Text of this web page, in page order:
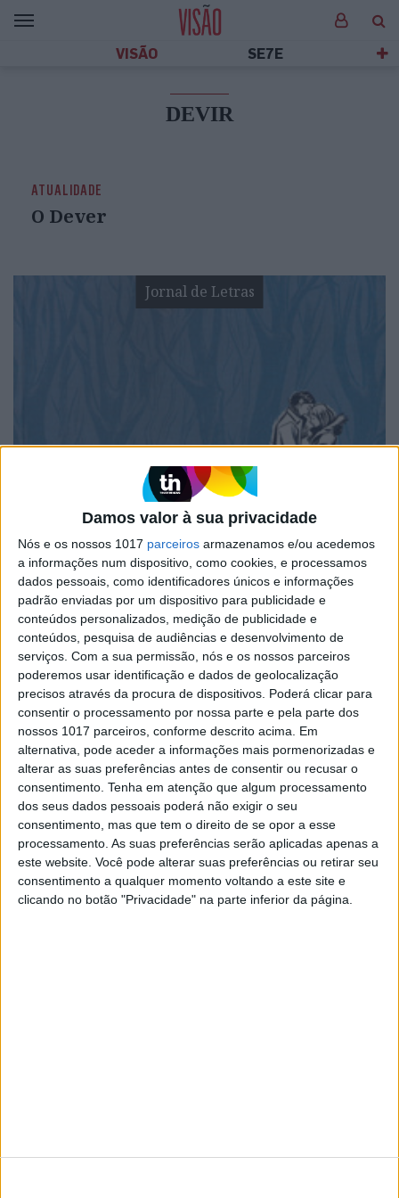
Damos valor à sua privacidade
Nós e os nossos 1017 parceiros armazenamos e/ou acedemos
a informações num dispositivo, como cookies, e processamos
dados pessoais, como identificadores únicos e informações
padrão enviadas por um dispositivo para publicidade e
conteúdos personalizados, medição de publicidade e
conteúdos, pesquisa de audiências e desenvolvimento de
serviços. Com a sua permissão, nós e os nossos parceiros
poderemos usar identificação e dados de geolocalização
precisos através da procura de dispositivos. Poderá clicar para
consentir o processamento por nossa parte e pela parte dos
nossos 1017 parceiros, conforme descrito acima. Em
alternativa, pode aceder a informações mais pormenorizadas e
alterar as suas preferências antes de consentir ou recusar o
consentimento. Tenha em atenção que algum processamento
dos seus dados pessoais poderá não exigir o seu
consentimento, mas que tem o direito de se opor a esse
processamento. As suas preferências serão aplicadas apenas a
este website. Você pode alterar suas preferências ou retirar seu
consentimento a qualquer momento voltando a este site e
clicando no botão "Privacidade" na parte inferior da página.
VISÃO SE7E
DEVIR
ATUALIDADE
O Dever
Jornal de Letras
COBERTORES
Há livros que surgem como cometas. Livros
capazes de apaixonar quem não se apaixona por
banda desenhada. Com 600 páginas num
excepcional preto e branco, Blankets de Craig
Thompson (publicado em 2003) foi talvez o mais
inesperado de todos os cometas. (Texto Publicado
no JL-Papel)
Jornal de Letras
JORNAL DE LETRAS
VIVOS
O aparecimento de livros com a chancela da
Devir é de saudar, sobretudo obras tão
fundamentais como Sin City ou The Walking
Dead. Mas, com a internet e a leitura em inglês,
haverá mercado?(texto publicado no JL-Papel)